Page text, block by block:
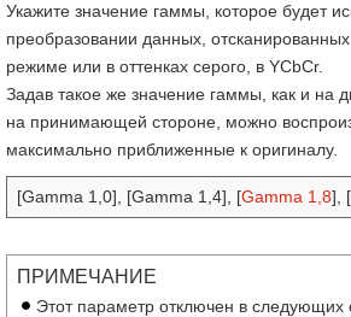
Укажите значение гаммы, которое будет
преобразовании данных,
режиме или в оттенках серого, в YCbCr.
Задав такое же значение гаммы, как и на
на принимающей стороне, можно
максимально приближенные к оригиналу.
[Gamma 1,0], [Gamma 1,4], [Gamma 1,8],
ПРИМЕЧАНИЕ
Этот параметр отключен в следующих